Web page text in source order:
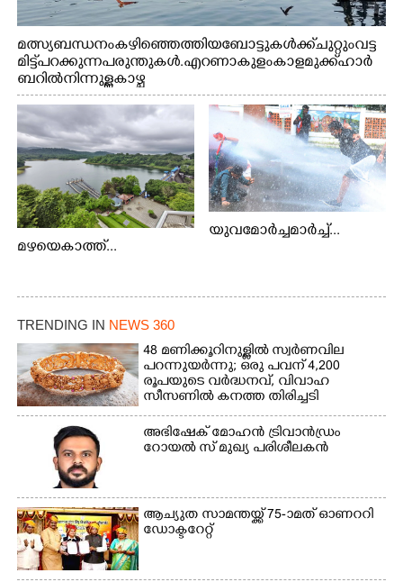
മത്സ്യബന്ധനം കഴിഞ്ഞെത്തിയ ബോട്ടുകൾക്ക് ചുറ്റും വട്ട
മിട്ട് പറക്കുന്ന പരുന്തുകൾ. എറണാകുളം കാളമുക്ക് ഹാർ
ബറിൽ നിന്നുള്ള കാഴ്ച
മഴയെകാത്ത്...
യുവമോർച്ചമാർച്ച്...
TRENDING IN NEWS 360
48 മണിക്കൂറിനുള്ളിൽ സ്വർണവില
പറന്നുയർന്നു; ഒരു പവന് 4,200
രൂപയുടെ വർദ്ധനവ്, വിവാഹ
സീസണിൽ കനത്ത തിരിച്ചടി
അഭിഷേക് മോഹൻ ട്രിവാൻഡ്രം
റോയൽ സ് മുഖ്യ പരിശീലകൻ
ആച്യുത സാമന്തയ്ക്ക് 75-ാമത് ഓണററി
ഡോക്ടറേറ്റ്